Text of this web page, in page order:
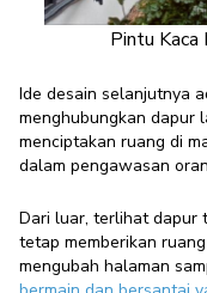
Pintu Kaca
Ide desain selanjutnya
menghubungkan dapur
menciptakan ruang di
dalam pengawasan
Dari luar, terlihat dapur
tetap memberikan
mengubah halaman